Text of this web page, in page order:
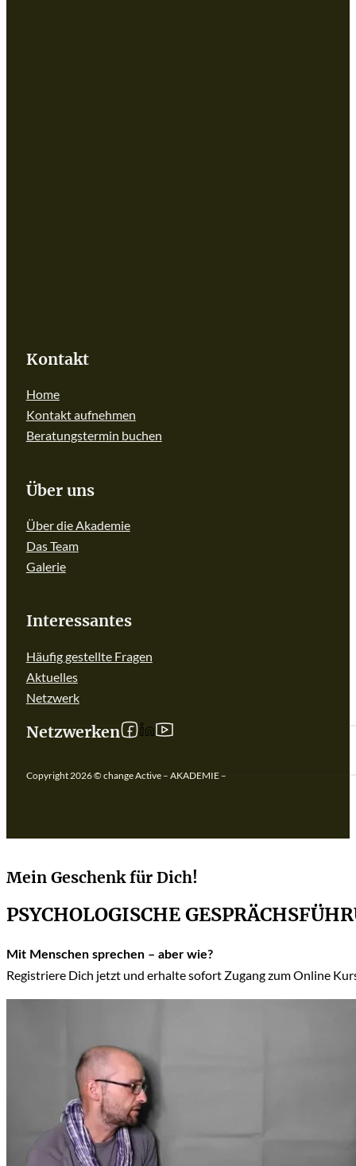
Kontakt
Home
Kontakt aufnehmen
Beratungstermin buchen
Über uns
Über die Akademie
Das Team
Galerie
Interessantes
Häufig gestellte Fragen
Aktuelles
Netzwerk
Netzwerken Follow us on Facebook
Follow us on linkedIn
Copyright 2026 © change Active – AKADEMIE –
Mein Geschenk für Dich!
PSYCHOLOGISCHE
Mit Menschen sprechen – aber wie?
Registriere Dich jetzt und erhalte sofort Zugang zum Online